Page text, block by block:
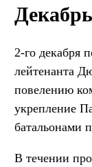
Декабрь
2-го декабря
лейтенанта
повелению
укрепление
батальонами
В течении